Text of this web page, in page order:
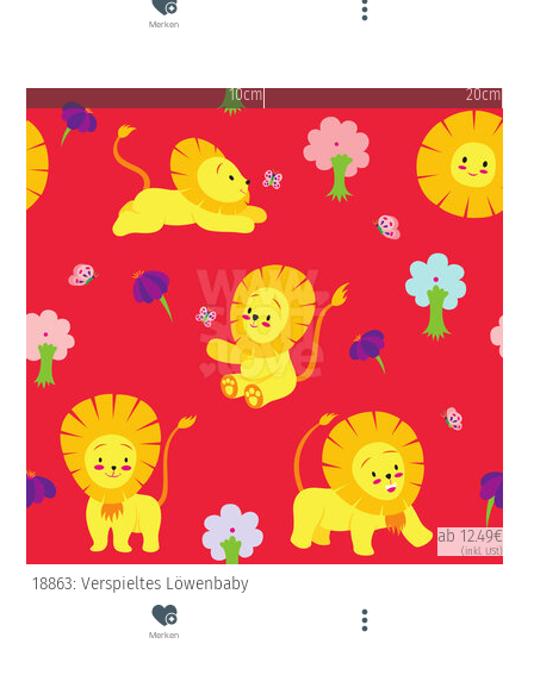
Merken
10cm 20cm
ab 12.49€
(inkl. USt)
18863: Verspieltes Löwenbaby
Merken